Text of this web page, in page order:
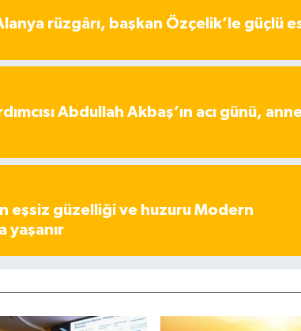
rüzgârı, başkan Özçelik’le güçlü
Abdullah Akbaş’ın acı günü,
eşsiz güzelliği ve huzuru Modern
yaşanır